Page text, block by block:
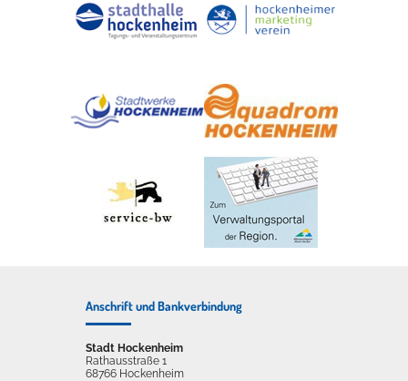
Anschrift und Bankverbindung
Stadt Hockenheim
Rathausstraße 1
68766 Hockenheim